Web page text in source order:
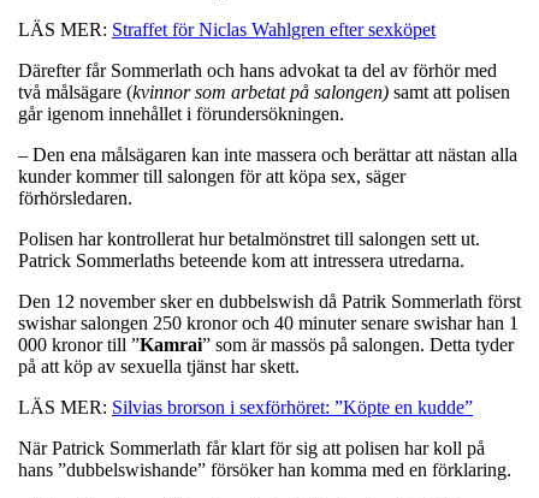
LÄS MER: Straffet för Niclas Wahlgren efter sexköpet
Därefter får Sommerlath och hans advokat ta del av förhör med
två målsägare (kvinnor som arbetat på salongen) samt att polisen
går igenom innehållet i förundersökningen.
– Den ena målsägaren kan inte massera och berättar att nästan alla
kunder kommer till salongen för att köpa sex, säger
förhörsledaren.
Polisen har kontrollerat hur betalmönstret till salongen sett ut.
Patrick Sommerlaths beteende kom att intressera utredarna.
Den 12 november sker en dubbelswish då Patrik Sommerlath först
swishar salongen 250 kronor och 40 minuter senare swishar han 1
000 kronor till ”Kamrai” som är massös på salongen. Detta tyder
på att köp av sexuella tjänst har skett.
LÄS MER: Silvias brorson i sexförhöret: ”Köpte en kudde”
När Patrick Sommerlath får klart för sig att polisen har koll på
hans ”dubbelswishande” försöker han komma med en förklaring.